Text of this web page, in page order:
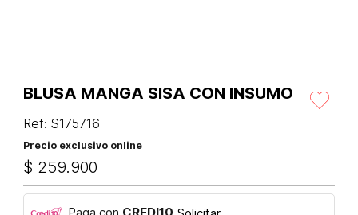
BLUSA MANGA SISA CON INSUMO
Ref: S175716
Precio exclusivo online
$ 259.900